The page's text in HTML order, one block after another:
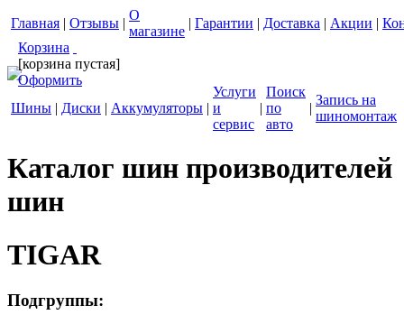
Главная | Отзывы |
О
магазине
| Гарантии | Доставка | Акции |
Корзина
[корзина пустая]
Оформить
Шины | Диски | Аккумуляторы |
Услуги
и
сервис
|
Поиск
по
авто
|
Запись на
шиномонтаж
Каталог шин производителей
шин
TIGAR
Подгруппы: